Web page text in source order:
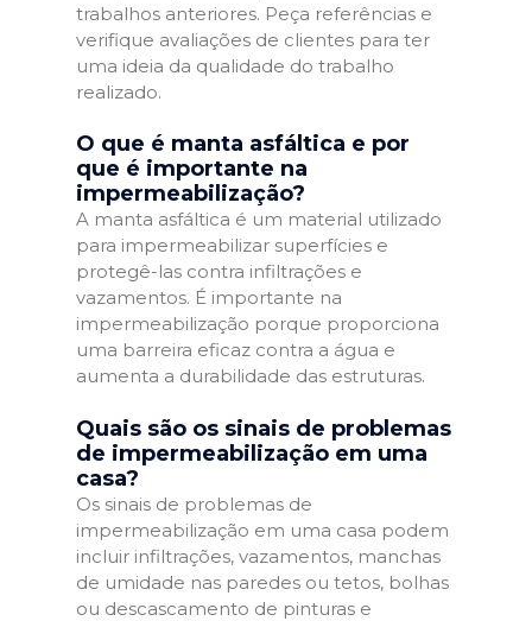
trabalhos anteriores. Peça referências e
verifique avaliações de clientes para ter
uma ideia da qualidade do trabalho
realizado.
O que é manta asfáltica e por
que é importante na
impermeabilização?
A manta asfáltica é um material utilizado
para impermeabilizar superfícies e
protegê-las contra infiltrações e
vazamentos. É importante na
impermeabilização porque proporciona
uma barreira eficaz contra a água e
aumenta a durabilidade das estruturas.
Quais são os sinais de problemas
de impermeabilização em uma
casa?
Os sinais de problemas de
impermeabilização em uma casa podem
incluir infiltrações, vazamentos, manchas
de umidade nas paredes ou tetos, bolhas
ou descascamento de pinturas e